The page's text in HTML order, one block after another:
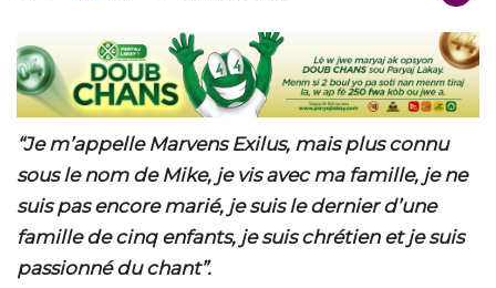
“Je m’appelle Marvens Exilus, mais plus connu
sous le nom de Mike, je vis avec ma famille, je ne
suis pas encore marié, je suis le dernier d’une
famille de cinq enfants, je suis chrétien et je suis
passionné du chant”.